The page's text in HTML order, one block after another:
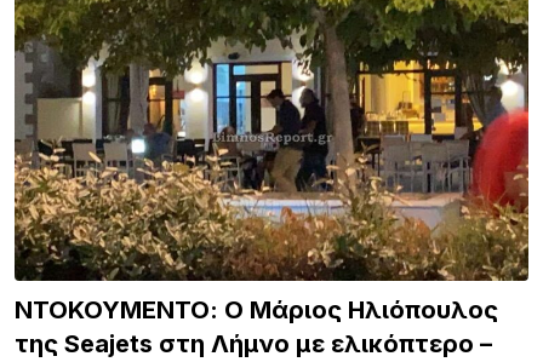
ΝΤΟΚΟΥΜΕΝΤΟ: O Μάριος Ηλιόπουλος
της Seajets στη Λήμνο με ελικόπτερο –